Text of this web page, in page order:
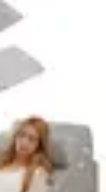
Routine